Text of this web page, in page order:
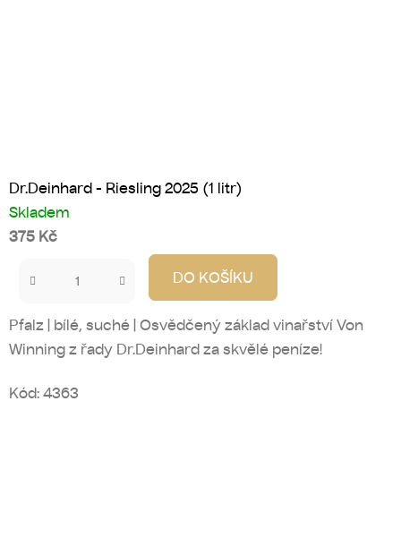
Dr.Deinhard - Riesling 2025 (1 litr)
Skladem
375 Kč
DO KOŠÍKU
Pfalz | bílé, suché | Osvědčený základ vinařství Von
Winning z řady Dr.Deinhard za skvělé peníze!
Kód: 4363